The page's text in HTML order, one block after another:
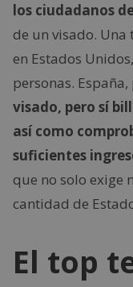
los ciudadanos
de un visado.
en Estados
personas.
visado, pero sí
así como
suficientes
que no solo exige
cantidad de
El top